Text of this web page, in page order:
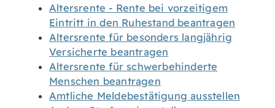
Altersrente - Rente bei vorzeitigem
Eintritt in den Ruhestand beantragen
Altersrente für besonders langjährig
Versicherte beantragen
Altersrente für schwerbehinderte
Menschen beantragen
Amtliche Meldebestätigung ausstellen